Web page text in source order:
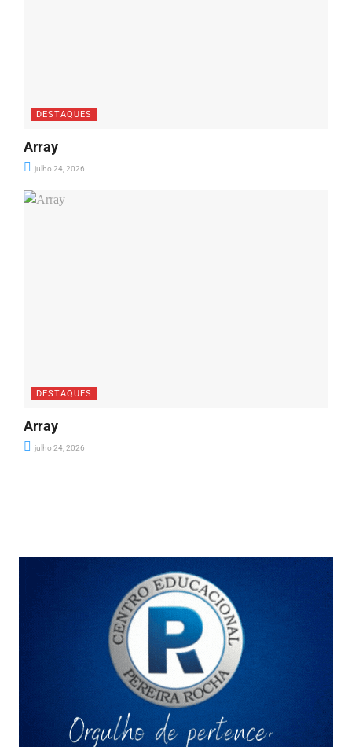
DESTAQUES
Array
julho 24, 2026
DESTAQUES
Array
julho 24, 2026